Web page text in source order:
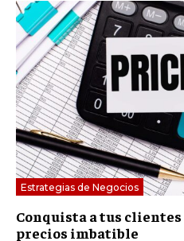
Estrategias de Negocios
Conquista a tus
precios imbatible